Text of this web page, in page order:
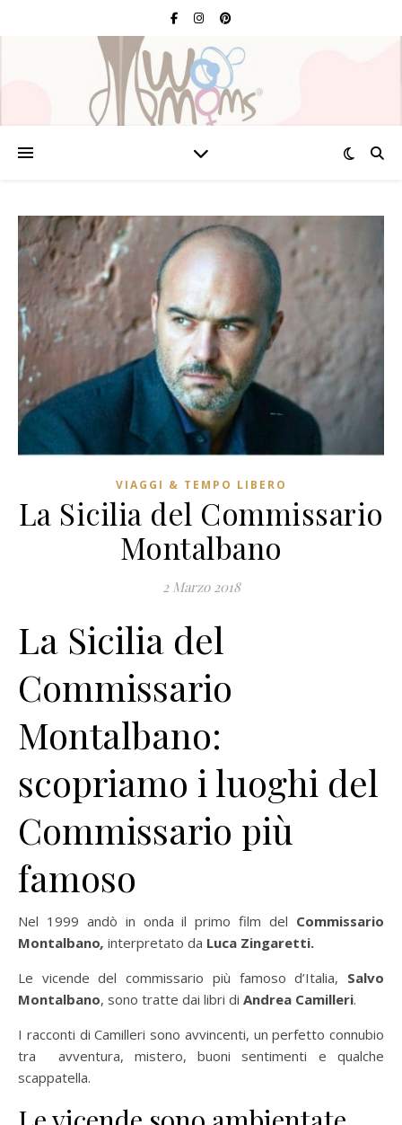
VIAGGI & TEMPO LIBERO
La Sicilia del Commissario
Montalbano
2 Marzo 2018
La Sicilia del
Commissario
Montalbano:
scopriamo i luoghi del
Commissario più
famoso
Nel 1999 andò in onda il primo film del Commissario
Montalbano, interpretato da Luca Zingaretti.
Le vicende del commissario più famoso d’Italia, Salvo
Montalbano, sono tratte dai libri di Andrea Camilleri.
I racconti di Camilleri sono avvincenti, un perfetto connubio
tra avventura, mistero, buoni sentimenti e qualche
scappatella.